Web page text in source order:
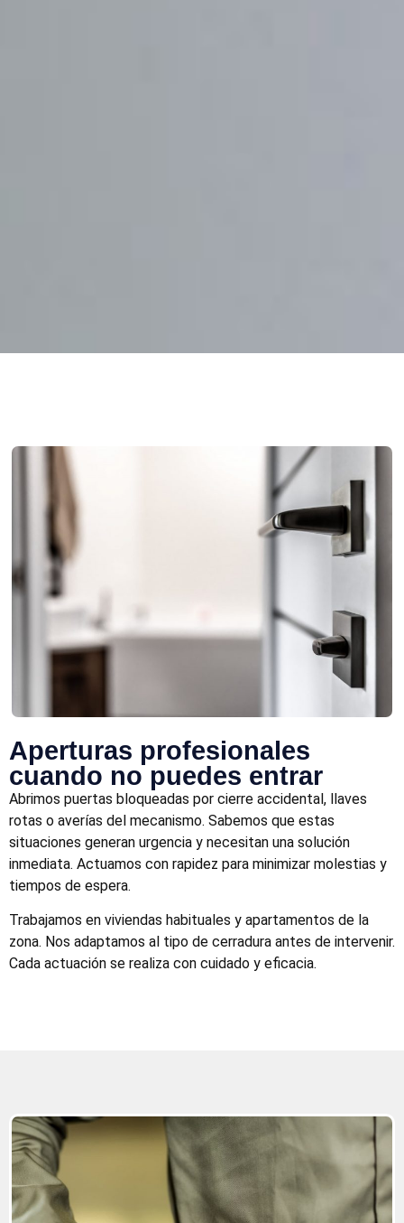
Aperturas profesionales
cuando no puedes entrar
Abrimos puertas bloqueadas por cierre accidental, llaves
rotas o averías del mecanismo. Sabemos que estas
situaciones generan urgencia y necesitan una solución
inmediata. Actuamos con rapidez para minimizar molestias y
tiempos de espera.
Trabajamos en viviendas habituales y apartamentos de la
zona. Nos adaptamos al tipo de cerradura antes de intervenir.
Cada actuación se realiza con cuidado y eficacia.